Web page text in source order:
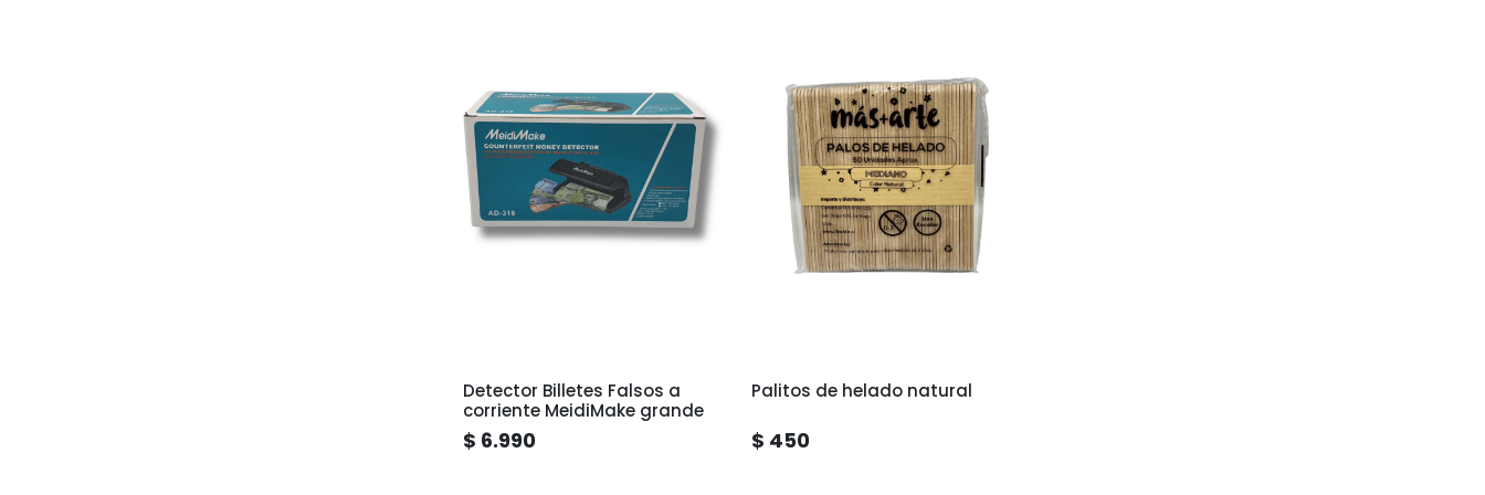
Detector Billetes Falsos a
corriente MeidiMake grande
$ 6.990
Palitos de helado natural
$ 450